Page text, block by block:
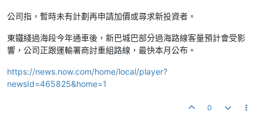
公司指，暫時未有計劃再申請加價或尋求新投資者。
東鐵綫過海段今年通車後，新巴城巴部分過海路線客量預計會受影
響，公司正跟運輸署商討重組路線，最快本月公布。
https://news.now.com/home/local/player?
newsId=465825&home=1
0